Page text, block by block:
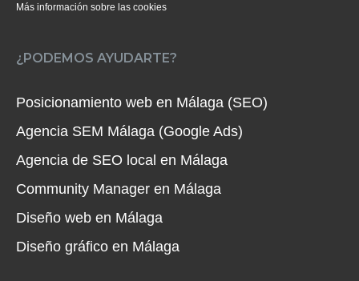
Más información sobre las cookies
¿PODEMOS AYUDARTE?
Posicionamiento web en Málaga (SEO)
Agencia SEM Málaga (Google Ads)
Agencia de SEO local en Málaga
Community Manager en Málaga
Diseño web en Málaga
Diseño gráfico en Málaga